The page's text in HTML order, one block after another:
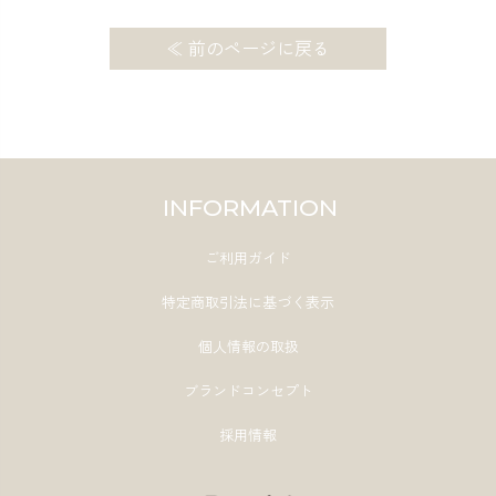
≪ 前のページに戻る
INFORMATION
ご利用ガイド
特定商取引法に基づく表示
個人情報の取扱
ブランドコンセプト
採用情報